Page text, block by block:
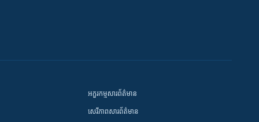
អក្ខរកម្មសារព័ត៌មាន
សេរីភាពសារព័ត៌មាន